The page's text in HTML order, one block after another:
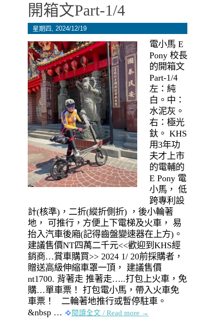
開箱文Part-1/4
星期四, 2024/12/19
電小馬 E
Pony 校長
的開箱文
Part-1/4
左：純
白。中：
水泥灰。
右：極光
釱。 KHS
用3年功
夫才上市
的電輔的
E Pony 電
小馬， 低
跨專利設
計(核準)，二折(縱折側折) ，後小輪著
地， 可推行，方便上下電梯及火車， 易
抬入汽車後廂(記得齒盤變速器在上方)。
建議售價NT四萬二千元<<歡迎到KHS經
銷商…賞車購買>> 2024 1/ 20前採購者，
贈送高級伸縮車罩一頂， 建議售價
nt1700. 背著走 推著走…..打包上火車，免
購…單車票！ 打包電小馬，帶入火車免
車票！ 二輪著地推行或暫停駐車。
&nbsp …
閱讀全文 / Read more →